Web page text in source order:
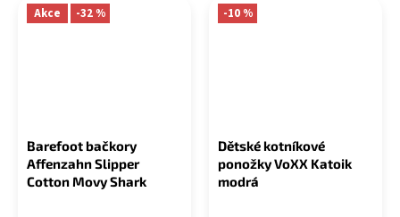
Akce -32 %
Barefoot bačkory
Affenzahn Slipper
Cotton Movy Shark
-10 %
Dětské kotníkové
ponožky VoXX Katoik
modrá